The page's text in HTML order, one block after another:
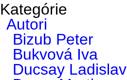
Kategórie
Autori
Bizub Peter
Bukvová Iva
Ducsay Ladislav